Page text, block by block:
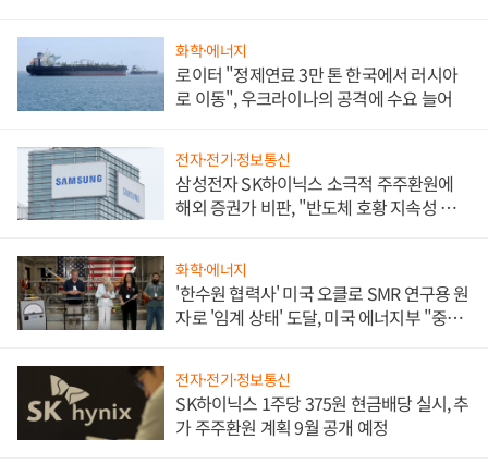
화학·에너지
로이터 "정제연료 3만 톤 한국에서 러시아
로 이동", 우크라이나의 공격에 수요 늘어
전자·전기·정보통신
삼성전자 SK하이닉스 소극적 주주환원에
해외 증권가 비판, "반도체 호황 지속성 의
화학·에너지
'한수원 협력사' 미국 오클로 SMR 연구용 원
자로 '임계 상태' 도달, 미국 에너지부 "중요
전자·전기·정보통신
SK하이닉스 1주당 375원 현금배당 실시, 추
가 주주환원 계획 9월 공개 예정